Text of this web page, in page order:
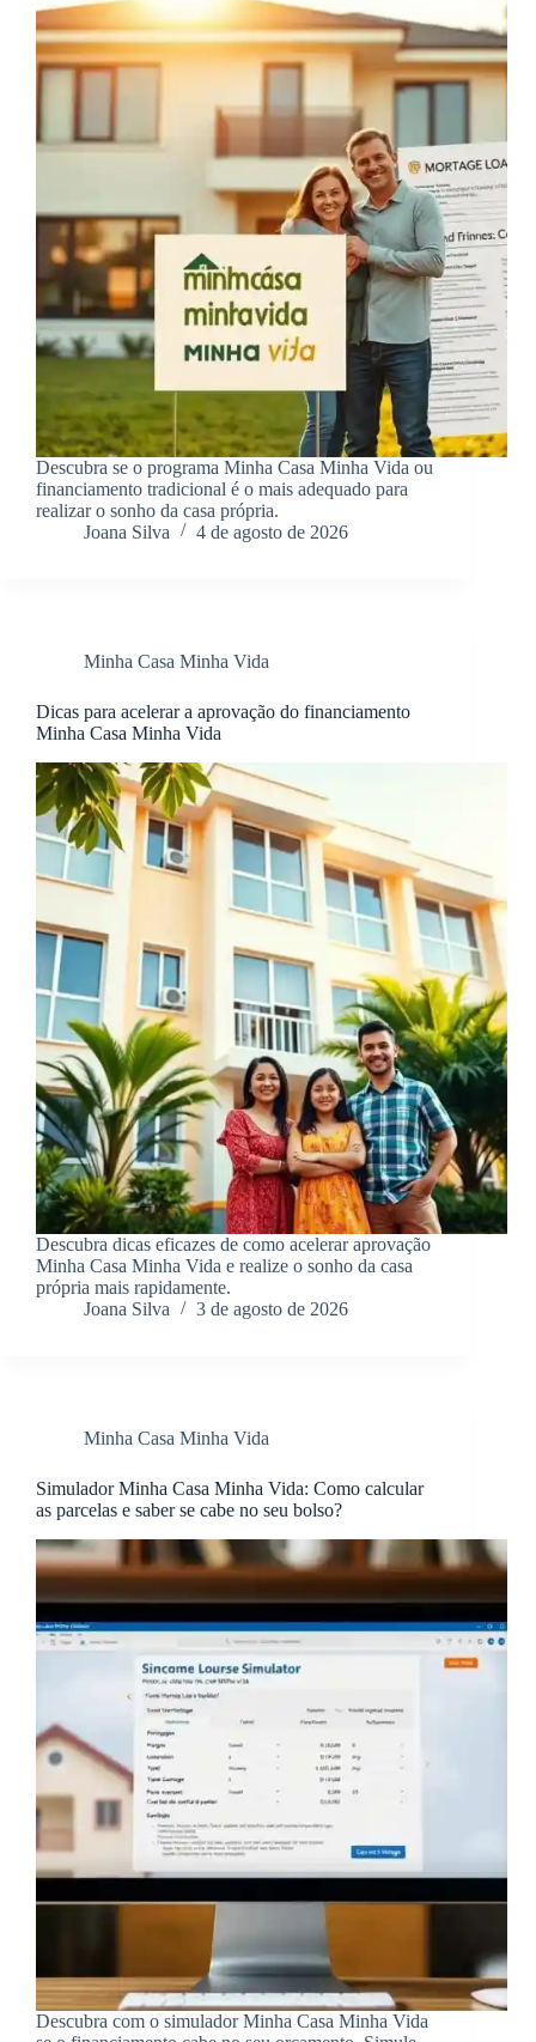
Descubra se o programa Minha Casa Minha Vida ou
financiamento tradicional é o mais adequado para
realizar o sonho da casa própria.
Joana Silva
4 de agosto de 2026
Minha Casa Minha Vida
Dicas para acelerar a aprovação do financiamento
Minha Casa Minha Vida
Descubra dicas eficazes de como acelerar aprovação
Minha Casa Minha Vida e realize o sonho da casa
própria mais rapidamente.
Joana Silva
3 de agosto de 2026
Minha Casa Minha Vida
Simulador Minha Casa Minha Vida: Como calcular
as parcelas e saber se cabe no seu bolso?
Descubra com o simulador Minha Casa Minha Vida